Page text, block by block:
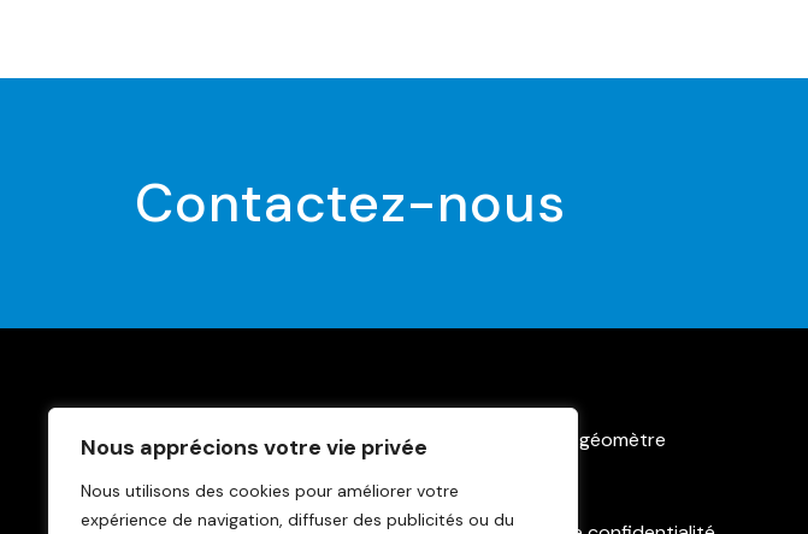
Nous apprécions votre vie privée
Nous utilisons des cookies pour améliorer votre
expérience de navigation, diffuser des publicités ou du
Contactez-nous
Trouver un géomètre